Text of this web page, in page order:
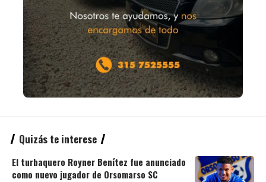
Quizás te interese
El turbaquero Royner Benítez fue anunciado
como nuevo jugador de Orsomarso SC